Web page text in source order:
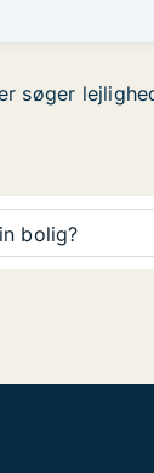
søger
bolig?